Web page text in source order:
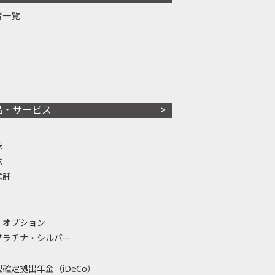
一覧
・サービス
託
プション
ラチナ・シルバー
定拠出年金（iDeCo）